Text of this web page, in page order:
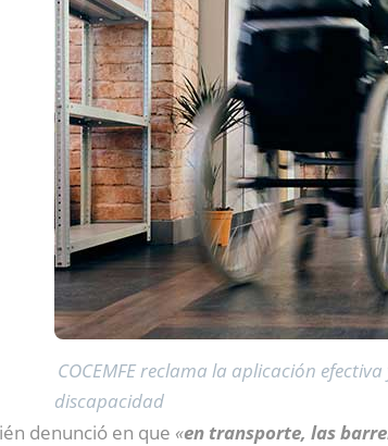
COCEMFE reclama la aplicación
discapacidad
denunció en que «en transporte, las